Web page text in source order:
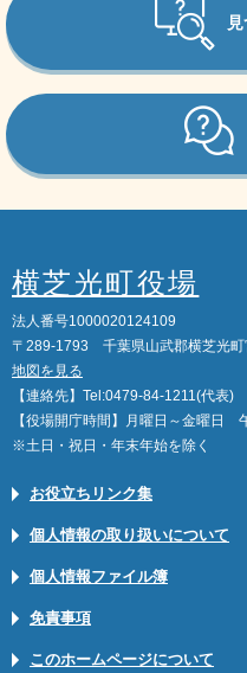
横芝光町役場
法人番号1000020124109
〒289-1793 千葉県山武郡横芝光町
地図を見る
【連絡先】Tel:0479-84-1211(代表
【役場開庁時間】月曜日～金曜日
※土日・祝日・年末年始を除く
お役立ちリンク集
個人情報の取り扱いについて
個人情報ファイル簿
免責事項
このホームページについて